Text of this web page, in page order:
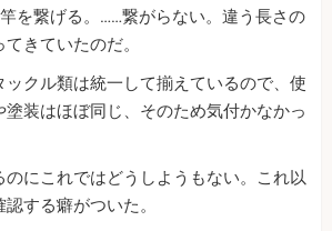
を繋げる。……繋がらない。違う長さの
きていたのだ。
クル類は統一して揃えているので、使
塗装はほぼ同じ、そのため気付かなかっ
にこれではどうしようもない。これ以
する癖がついた。